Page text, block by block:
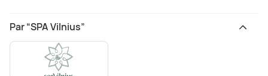
Par “SPA Vilnius”